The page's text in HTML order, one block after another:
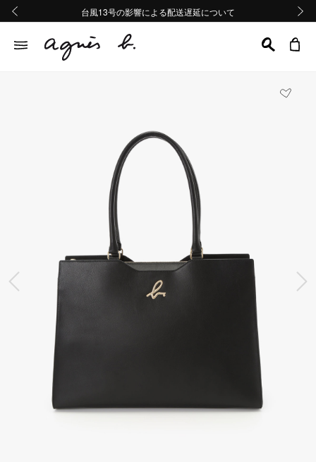
熊本地域地震の影響による配送遅延について
Summer Sale 2buy10%OFF!!
台風13号の影響による配送遅延について
熊本地域地震の影響による配送遅延について
Summer Sale 2buy10%OFF!!
前の画像